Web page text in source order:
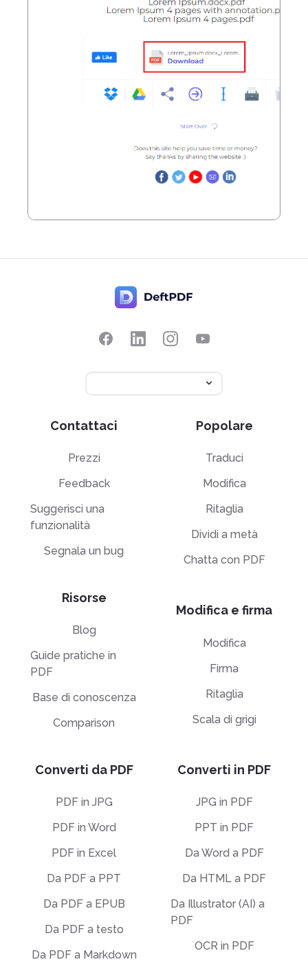
Contattaci
Prezzi
Feedback
Suggerisci una
funzionalità
Segnala un bug
Risorse
Blog
Guide pratiche in
PDF
Base di conoscenza
Comparison
Popolare
Traduci
Modifica
Ritaglia
Dividi a metà
Chatta con PDF
Modifica e firma
Modifica
Firma
Ritaglia
Scala di grigi
Converti da PDF
PDF in JPG
PDF in Word
PDF in Excel
Da PDF a PPT
Da PDF a EPUB
Da PDF a testo
Da PDF a Markdown
Converti in PDF
JPG in PDF
PPT in PDF
Da Word a PDF
Da HTML a PDF
Da Illustrator (AI) a
PDF
OCR in PDF